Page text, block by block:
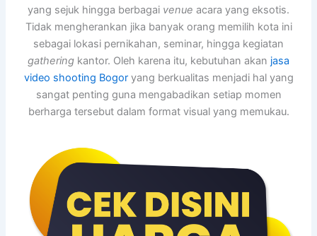
yang sejuk hingga berbagai venue acara yang eksotis.
Tidak mengherankan jika banyak orang memilih kota ini
sebagai lokasi pernikahan, seminar, hingga kegiatan
gathering kantor. Oleh karena itu, kebutuhan akan jasa
video shooting Bogoryang berkualitas menjadi hal yang
sangat penting guna mengabadikan setiap momen
berharga tersebut dalam format visual yang memukau.